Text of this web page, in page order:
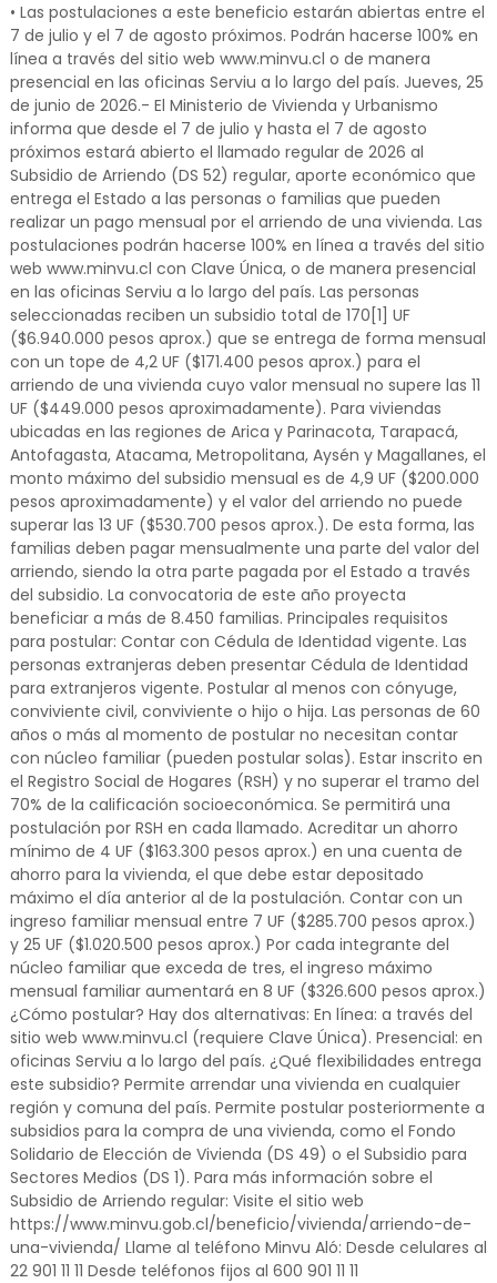
• Las postulaciones a este beneficio estarán abiertas entre el
7 de julio y el 7 de agosto próximos. Podrán hacerse 100% en
línea a través del sitio web www.minvu.cl o de manera
presencial en las oficinas Serviu a lo largo del país. Jueves, 25
de junio de 2026.- El Ministerio de Vivienda y Urbanismo
informa que desde el 7 de julio y hasta el 7 de agosto
próximos estará abierto el llamado regular de 2026 al
Subsidio de Arriendo (DS 52) regular, aporte económico que
entrega el Estado a las personas o familias que pueden
realizar un pago mensual por el arriendo de una vivienda. Las
postulaciones podrán hacerse 100% en línea a través del sitio
web www.minvu.cl con Clave Única, o de manera presencial
en las oficinas Serviu a lo largo del país. Las personas
seleccionadas reciben un subsidio total de 170[1] UF
($6.940.000 pesos aprox.) que se entrega de forma mensual
con un tope de 4,2 UF ($171.400 pesos aprox.) para el
arriendo de una vivienda cuyo valor mensual no supere las 11
UF ($449.000 pesos aproximadamente). Para viviendas
ubicadas en las regiones de Arica y Parinacota, Tarapacá,
Antofagasta, Atacama, Metropolitana, Aysén y Magallanes, el
monto máximo del subsidio mensual es de 4,9 UF ($200.000
pesos aproximadamente) y el valor del arriendo no puede
superar las 13 UF ($530.700 pesos aprox.). De esta forma, las
familias deben pagar mensualmente una parte del valor del
arriendo, siendo la otra parte pagada por el Estado a través
del subsidio. La convocatoria de este año proyecta
beneficiar a más de 8.450 familias. Principales requisitos
para postular: Contar con Cédula de Identidad vigente. Las
personas extranjeras deben presentar Cédula de Identidad
para extranjeros vigente. Postular al menos con cónyuge,
conviviente civil, conviviente o hijo o hija. Las personas de 60
años o más al momento de postular no necesitan contar
con núcleo familiar (pueden postular solas). Estar inscrito en
el Registro Social de Hogares (RSH) y no superar el tramo del
70% de la calificación socioeconómica. Se permitirá una
postulación por RSH en cada llamado. Acreditar un ahorro
mínimo de 4 UF ($163.300 pesos aprox.) en una cuenta de
ahorro para la vivienda, el que debe estar depositado
máximo el día anterior al de la postulación. Contar con un
ingreso familiar mensual entre 7 UF ($285.700 pesos aprox.)
y 25 UF ($1.020.500 pesos aprox.) Por cada integrante del
núcleo familiar que exceda de tres, el ingreso máximo
mensual familiar aumentará en 8 UF ($326.600 pesos aprox.)
¿Cómo postular? Hay dos alternativas: En línea: a través del
sitio web www.minvu.cl (requiere Clave Única). Presencial: en
oficinas Serviu a lo largo del país. ¿Qué flexibilidades entrega
este subsidio? Permite arrendar una vivienda en cualquier
región y comuna del país. Permite postular posteriormente a
subsidios para la compra de una vivienda, como el Fondo
Solidario de Elección de Vivienda (DS 49) o el Subsidio para
Sectores Medios (DS 1). Para más información sobre el
Subsidio de Arriendo regular: Visite el sitio web
https://www.minvu.gob.cl/beneficio/vivienda/arriendo-de-
una-vivienda/ Llame al teléfono Minvu Aló: Desde celulares al
22 901 11 11 Desde teléfonos fijos al 600 901 11 11